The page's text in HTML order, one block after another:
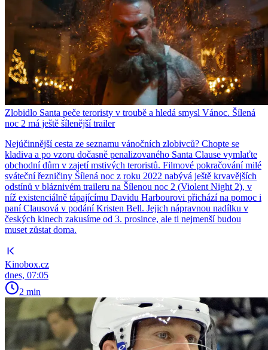
Zlobidlo Santa peče teroristy v troubě a hledá smysl Vánoc. Šílená
noc 2 má ještě šílenější trailer
Nejúčinnější cesta ze seznamu vánočních zlobivců? Chopte se
kladiva a po vzoru dočasně penalizovaného Santa Clause vymlaťte
obchodní dům v zajetí mstivých teroristů. Filmové pokračování milé
sváteční řezničiny Šílená noc z roku 2022 nabývá ještě krvavějších
odstínů v bláznivém traileru na Šílenou noc 2 (Violent Night 2), v
níž existenciálně tápajícímu Davidu Harbourovi přichází na pomoc i
paní Clausová v podání Kristen Bell. Jejich nápravnou nadílku v
českých kinech zakusíme od 3. prosince, ale ti nejmenší budou
muset zůstat doma.
Kinobox.cz
dnes, 07:05
2 min